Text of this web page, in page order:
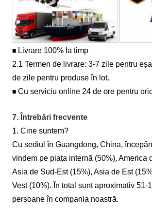
■ Livrare 100% la timp
2.1 Termen de livrare: 3-7 zile pentru
de zile pentru produse în lot.
■ Cu serviciu online 24 de ore pentru
7. Întrebări frecvente
1. Cine suntem?
Cu sediul în Guangdong, China,
vindem pe piața internă (50%), America
Asia de Sud-Est (15%), Asia de Est
Vest (10%). În total sunt aproximativ 51-
persoane în compania noastră.